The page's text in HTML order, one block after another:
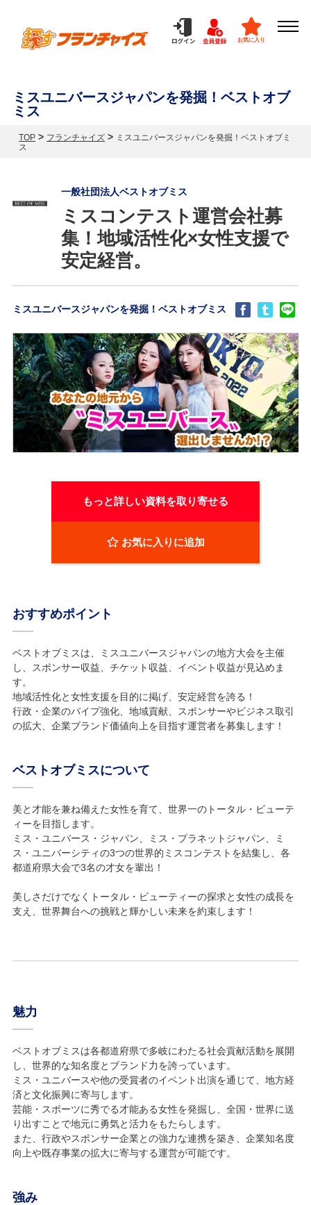
お気に入り
ミスユニバースジャパンを発掘！ベストオブ
ミス
TOP > フランチャイズ > ミスユニバースジャパンを発掘！ベストオブミ
ス
一般社団法人ベストオブミス
ミスコンテスト運営会社募
集！地域活性化×女性支援で
安定経営。
ミスユニバースジャパンを発掘！ベストオブミス
もっと詳しい資料を取り寄せる
お気に入りに追加
おすすめポイント
ベストオブミスは、ミスユニバースジャパンの地方大会を主催
し、スポンサー収益、チケット収益、イベント収益が見込めま
す。
地域活性化と女性支援を目的に掲げ、安定経営を誇る！
行政・企業のパイプ強化、地域貢献、スポンサーやビジネス取引
の拡大、企業ブランド価値向上を目指す運営者を募集します！
ベストオブミスについて
美と才能を兼ね備えた女性を育て、世界一のトータル・ビューテ
ィーを目指します。
ミス・ユニバース・ジャパン、ミス・プラネットジャパン、ミ
ス・ユニバーシティの3つの世界的ミスコンテストを結集し、各
都道府県大会で3名の才女を輩出！
美しさだけでなくトータル・ビューティーの探求と女性の成長を
支え、世界舞台への挑戦と輝かしい未来を約束します！
魅力
ベストオブミスは各都道府県で多岐にわたる社会貢献活動を展開
し、世界的な知名度とブランド力を誇っています。
ミス・ユニバースや他の受賞者のイベント出演を通じて、地方経
済と文化振興に寄与します。
芸能・スポーツに秀でる才能ある女性を発掘し、全国・世界に送
り出すことで地元に勇気と活力をもたらします。
また、行政やスポンサー企業との強力な連携を築き、企業知名度
向上や既存事業の拡大に寄与する運営が可能です。
強み